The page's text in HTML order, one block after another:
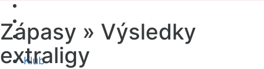
Klub
Zápasy » Výsledky
extraligy